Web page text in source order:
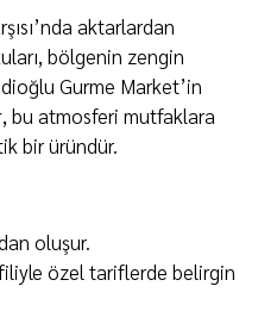
aktarlardan
bölgenin zengin
Gurme Market’in
, bu atmosferi mutfaklara
bir üründür.
oluşur.
özel tariflerde belirgin